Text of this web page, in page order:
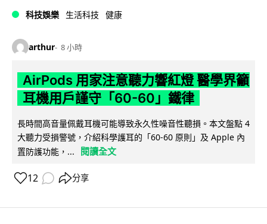
科技娛樂 生活科技 健康
arthur 8 小時
AirPods 用家注意聽力響紅燈 醫學界籲
耳機用戶謹守「60-60」鐵律
長時間高音量佩戴耳機可能導致永久性噪音性聽損。本文盤點 4
大聽力受損警號，介紹科學護耳的「60-60 原則」及 Apple 內
置防護功能，...
閱讀全文
12 分享